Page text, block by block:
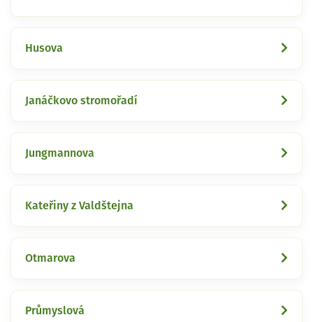
Husova
Janáčkovo stromořadí
Jungmannova
Kateřiny z Valdštejna
Otmarova
Průmyslová